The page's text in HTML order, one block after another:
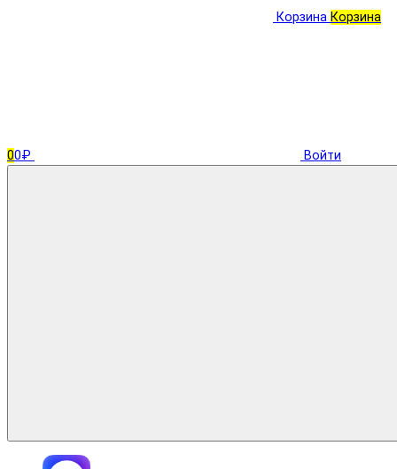
Корзина Корзина
00₽ Войти